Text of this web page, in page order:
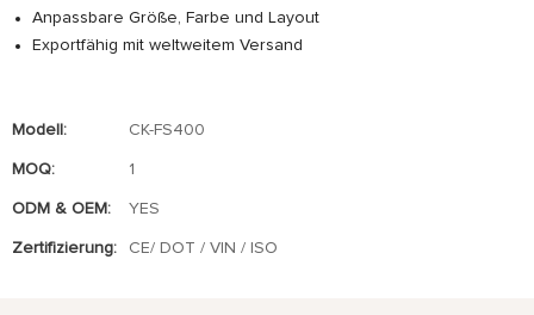
Anpassbare Größe, Farbe und Layout
Exportfähig mit weltweitem Versand
Modell: CK-FS400
MOQ: 1
ODM & OEM: YES
Zertifizierung: CE/ DOT / VIN / ISO